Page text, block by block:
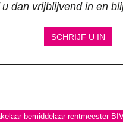
dan vrijblijvend in en
SCHRIJF U IN
bemiddelaar-rentmeester